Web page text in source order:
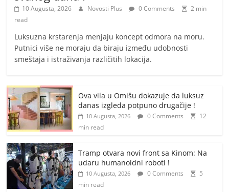
10 Augusta, 2026 Novosti Plus 0 Comments
2 min
read
Luksuzna krstarenja menjaju koncept odmora na moru.
Putnici više ne moraju da biraju između udobnosti
smeštaja i istraživanja različitih lokacija.
Ova vila u Omišu dokazuje da luksuz
danas izgleda potpuno drugačije !
10 Augusta, 2026 0 Comments
12
min read
Tramp otvara novi front sa Kinom: Na
udaru humanoidni roboti !
10 Augusta, 2026 0 Comments
5
min read